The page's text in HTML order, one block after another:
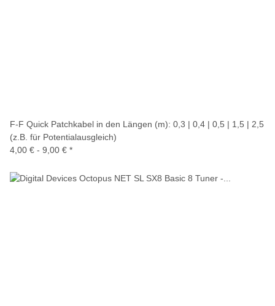
F-F Quick Patchkabel in den Längen (m): 0,3 | 0,4 | 0,5 | 1,5 | 2,5
(z.B. für Potentialausgleich)
4,00 € - 9,00 € *